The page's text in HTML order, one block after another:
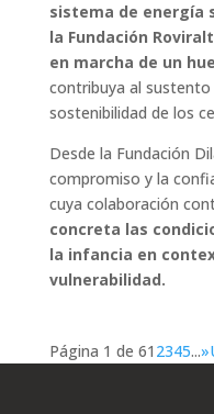
sistema de energía
la Fundación
en marcha de un
contribuya al sustento
sostenibilidad de los
Desde la Fundación
compromiso y la
cuya colaboración
concreta las
la infancia en
vulnerabilidad.
Página 1 de 61 2345...»